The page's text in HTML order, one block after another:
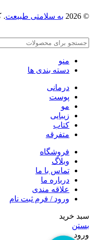
© 2026 به سلامتی طبیعت.
منو
دسته بندی ها
درمانی
پوست
مو
زیبایی
کتاب
متفرقه
فروشگاه
وبلاگ
تماس با ما
درباره ما
علاقه مندی
ورود / فرم ثبت نام
سبد خرید
بستن
ورود